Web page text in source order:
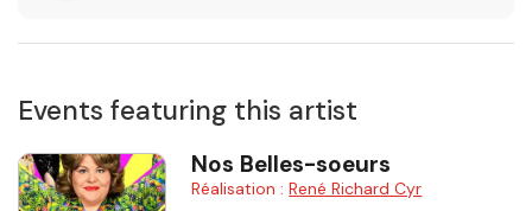
Events featuring this artist
Nos Belles-soeurs
Réalisation :René Richard Cyr